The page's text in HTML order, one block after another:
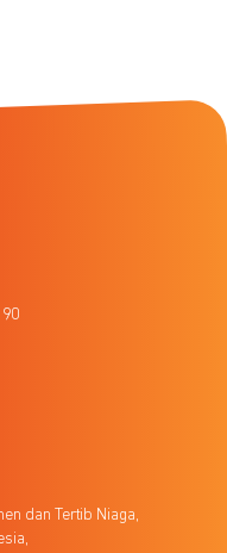
dan Tertib Niaga,